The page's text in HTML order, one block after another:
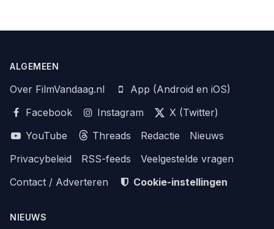
ALGEMEEN
Over FilmVandaag.nl
App (Android en iOS)
Facebook
Instagram
X (Twitter)
YouTube
Threads Redactie
Nieuws
Privacybeleid
RSS-feeds
Veelgestelde vragen
Contact / Adverteren
Cookie-instellingen
NIEUWS